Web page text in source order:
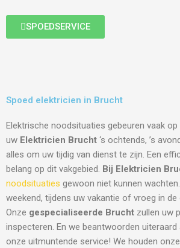
SPOEDSERVICE
Spoed elektricien in Brucht
Elektrische noodsituaties gebeuren vaak
uw Elektricien Brucht ‘s ochtends, ’s
alles om uw tijdig van dienst te zijn. Een
belang op dit vakgebied. Bij Elektricien
noodsituaties gewoon niet kunnen
weekend, tijdens uw vakantie of vroeg in
Onze gespecialiseerde Brucht zullen uw
inspecteren. En we beantwoorden
onze uitmuntende service! We houden